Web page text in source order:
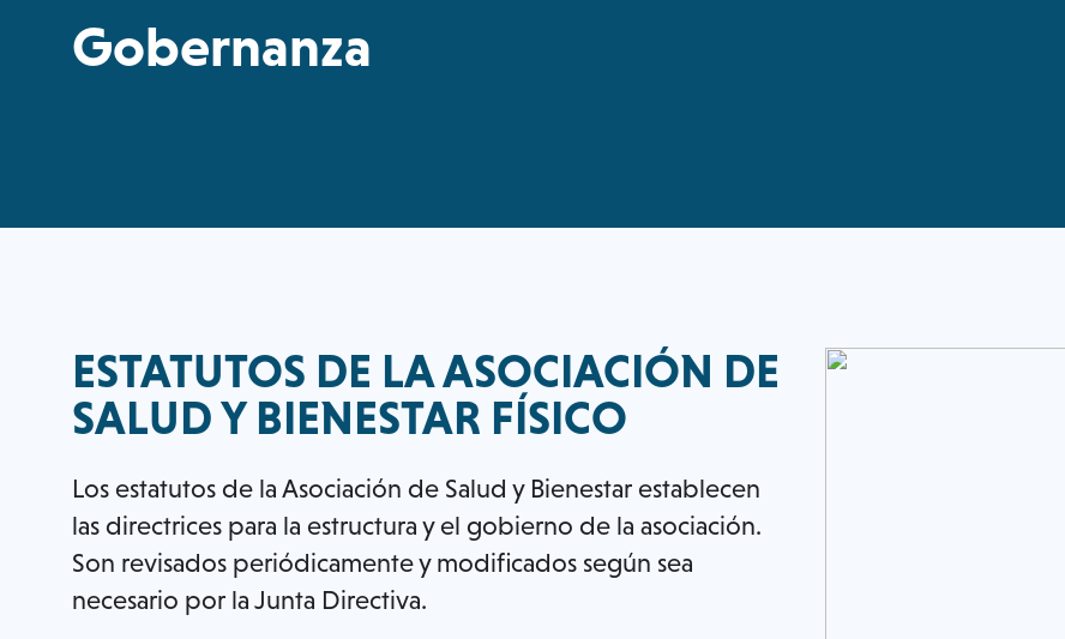
Gobernanza
ESTATUTOS DE LA ASOCIACIÓN DE
SALUD Y BIENESTAR FÍSICO
Los estatutos de la Asociación de Salud y Bienestar establecen
las directrices para la estructura y el gobierno de la asociación.
Son revisados periódicamente y modificados según sea
necesario por la Junta Directiva.